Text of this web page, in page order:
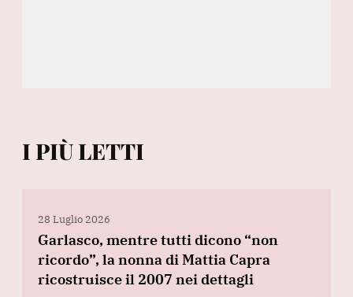
I PIÙ LETTI
28 Luglio 2026
Garlasco, mentre tutti dicono “non
ricordo”, la nonna di Mattia Capra
ricostruisce il 2007 nei dettagli